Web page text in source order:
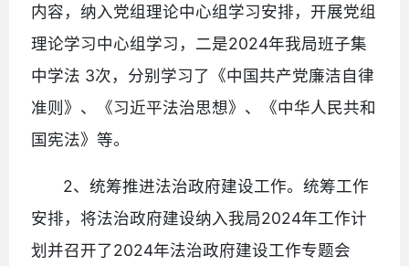
内容，纳入党组理论中心组学习安排，开展党组
理论学习中心组学习，二是2024年我局班子集
中学法 3次，分别学习了《中国共产党廉洁自律
准则》、《习近平法治思想》、《中华人民共和
国宪法》等。
2、统筹推进法治政府建设工作。统筹工作
安排，将法治政府建设纳入我局2024年工作计
划并召开了2024年法治政府建设工作专题会